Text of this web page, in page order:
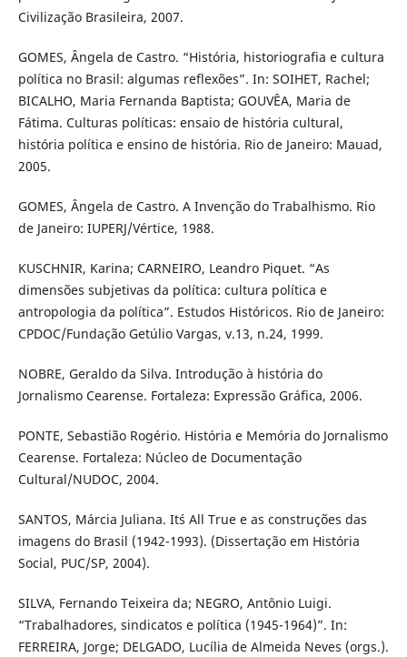
Civilização Brasileira, 2007.
GOMES, Ângela de Castro. “História, historiografia e cultura
política no Brasil: algumas reflexões”. In: SOIHET, Rachel;
BICALHO, Maria Fernanda Baptista; GOUVÊA, Maria de
Fátima. Culturas políticas: ensaio de história cultural,
história política e ensino de história. Rio de Janeiro: Mauad,
2005.
GOMES, Ângela de Castro. A Invenção do Trabalhismo. Rio
de Janeiro: IUPERJ/Vértice, 1988.
KUSCHNIR, Karina; CARNEIRO, Leandro Piquet. “As
dimensões subjetivas da política: cultura política e
antropologia da política”. Estudos Históricos. Rio de Janeiro:
CPDOC/Fundação Getúlio Vargas, v.13, n.24, 1999.
NOBRE, Geraldo da Silva. Introdução à história do
Jornalismo Cearense. Fortaleza: Expressão Gráfica, 2006.
PONTE, Sebastião Rogério. História e Memória do Jornalismo
Cearense. Fortaleza: Núcleo de Documentação
Cultural/NUDOC, 2004.
SANTOS, Márcia Juliana. It´s All True e as construções das
imagens do Brasil (1942-1993). (Dissertação em História
Social, PUC/SP, 2004).
SILVA, Fernando Teixeira da; NEGRO, Antônio Luigi.
“Trabalhadores, sindicatos e política (1945-1964)”. In:
FERREIRA, Jorge; DELGADO, Lucília de Almeida Neves (orgs.).